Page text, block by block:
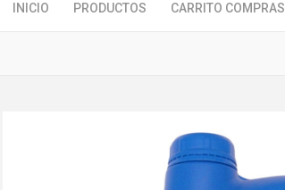
INICIO PRODUCTOS CARRITO COMPRAS